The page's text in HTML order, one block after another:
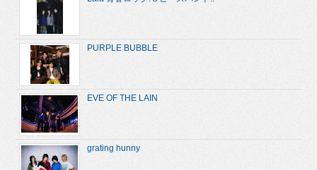
PURPLE BUBBLE
EVE OF THE LAIN
grating hunny